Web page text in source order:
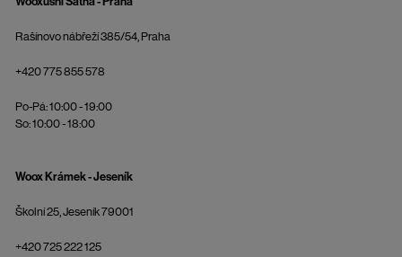
Rašínovo nábřeží 385/54, Praha
+420 775 855 578
Po-Pá: 10:00 - 19:00
So: 10:00 - 18:00
Woox Krámek - Jeseník
Školní 25, Jeseník 79001
+420 725 222 125